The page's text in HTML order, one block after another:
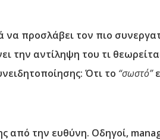
προσλάβει τον πιο
την αντίληψη του τι
Ότι το “σωστό”
από την ευθύνη. Οδηγοί,